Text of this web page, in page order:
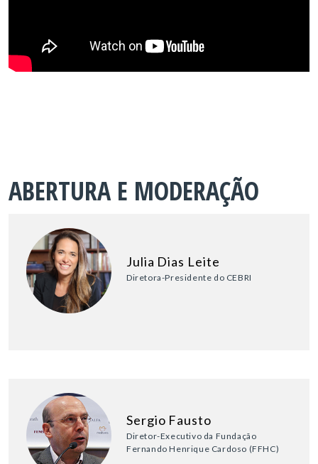
ABERTURA E MODERAÇÃO
Julia Dias Leite
Diretora-Presidente do CEBRI
Sergio Fausto
Diretor-Executivo da Fundação
Fernando Henrique Cardoso (FFHC)